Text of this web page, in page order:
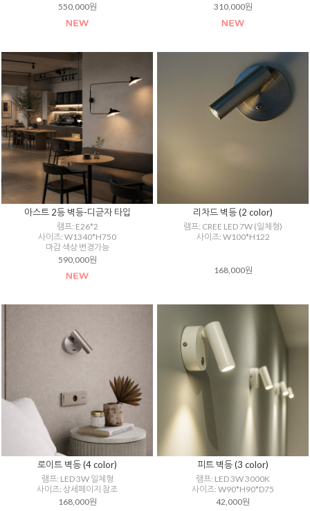
550,000원
310,000원
아스트 2등 벽등-디귿자 타입
램프: E26*2
사이즈: W1340*H750
마감 색상 변경가능
590,000원
리차드 벽등 (2 color)
램프: CREE LED 7W (일체형)
사이즈: W100*H122
168,000원
로이트 벽등 (4 color)
램프: LED 3W 일체형
사이즈: 상세페이지 참조
168,000원
피트 벽등 (3 color)
램프: LED 3W 3000K
사이즈: W90*H90*D75
42,000원